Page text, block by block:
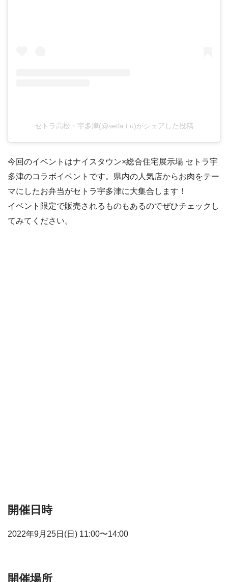
セトラ高松・宇多津(@setla.t.u)がシェアした投稿
今回のイベントはナイスタウン×総合住宅展示場 セトラ宇
多津のコラボイベントです。県内の人気店からお肉をテー
マにしたお弁当がセトラ宇多津に大集合します！
イベント限定で販売されるものもあるのでぜひチェックし
てみてください。
開催日時
2022年9月25日(日) 11:00〜14:00
開催場所